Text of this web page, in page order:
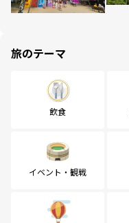
旅のテーマ
飲食
イベント・観戦